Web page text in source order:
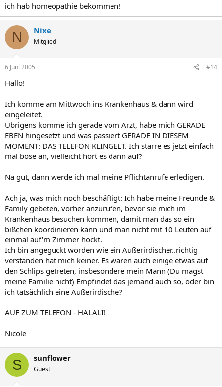
ich hab homeopathie bekommen!
N Nixe
Mitglied
6 Juni 2005 #14
Hallo!
Ich komme am Mittwoch ins Krankenhaus & dann wird
eingeleitet.
Übrigens komme ich gerade vom Arzt, habe mich GERADE
EBEN hingesetzt und was passiert GERADE IN DIESEM
MOMENT: DAS TELEFON KLINGELT. Ich starre es jetzt einfach
mal böse an, vielleicht hört es dann auf?
Na gut, dann werde ich mal meine Pflichtanrufe erledigen.
Ach ja, was mich noch beschäftigt: Ich habe meine Freunde &
Family gebeten, vorher anzurufen, bevor sie mich im
Krankenhaus besuchen kommen, damit man das so ein
bißchen koordinieren kann und man nicht mit 10 Leuten auf
einmal auf'm Zimmer hockt.
Ich bin angeguckt worden wie ein Außerirdischer..richtig
verstanden hat mich keiner. Es waren auch einige etwas auf
den Schlips getreten, insbesondere mein Mann (Du magst
meine Familie nicht) Empfindet das jemand auch so, oder bin
ich tatsächlich eine Außerirdische?
AUF ZUM TELEFON - HALALI!
Nicole
S sunflower
Guest